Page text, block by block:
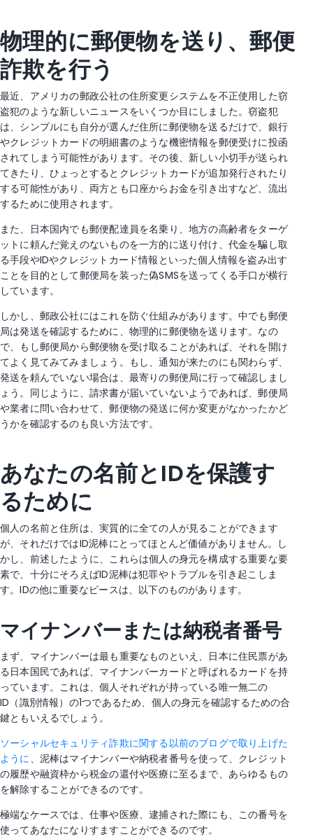
物理的に郵便物を送り、郵便
詐欺を行う
最近、アメリカの郵政公社の住所変更システムを不正使用した窃
盗犯のような新しいニュースをいくつか目にしました。窃盗犯
は、シンプルにも自分が選んだ住所に郵便物を送るだけで、銀行
やクレジットカードの明細書のような機密情報を郵便受けに投函
されてしまう可能性があります。その後、新しい小切手が送られ
てきたり、ひょっとするとクレジットカードが追加発行されたり
する可能性があり、両方とも口座からお金を引き出すなど、流出
するために使用されます。
また、日本国内でも郵便配達員を名乗り、地方の高齢者をターゲ
ットに頼んだ覚えのないものを一方的に送り付け、代金を騙し取
る手段やIDやクレジットカード情報といった個人情報を盗み出す
ことを目的として郵便局を装った偽SMSを送ってくる手口が横行
しています。
しかし、郵政公社にはこれを防ぐ仕組みがあります。中でも郵便
局は発送を確認するために、物理的に郵便物を送ります。なの
で、もし郵便局から郵便物を受け取ることがあれば、それを開け
てよく見てみてみましょう。もし、通知が来たのにも関わらず、
発送を頼んでいない場合は、最寄りの郵便局に行って確認しまし
ょう。同じように、請求書が届いていないようであれば、郵便局
や業者に問い合わせて、郵便物の発送に何か変更がなかったかど
うかを確認するのも良い方法です。
あなたの名前とIDを保護す
るために
個人の名前と住所は、実質的に全ての人が見ることができます
が、それだけではID泥棒にとってほとんど価値がありません。し
かし、前述したように、これらは個人の身元を構成する重要な要
素で、十分にそろえばID泥棒は犯罪やトラブルを引き起こしま
す。IDの他に重要なピースは、以下のものがあります。
マイナンバーまたは納税者番号
まず、マイナンバーは最も重要なものといえ、日本に住民票があ
る日本国民であれば、マイナンバーカードと呼ばれるカードを持
っています。これは、個人それぞれが持っている唯一無二の
ID（識別情報）の1つであるため、個人の身元を確認するための合
鍵ともいえるでしょう。
ソーシャルセキュリティ詐欺に関する以前のブログで取り上げた
ように、泥棒はマイナンバーや納税者番号を使って、クレジット
の履歴や融資枠から税金の還付や医療に至るまで、あらゆるもの
を解除することができるのです。
極端なケースでは、仕事や医療、逮捕された際にも、この番号を
使ってあなたになりすますことができるのです。